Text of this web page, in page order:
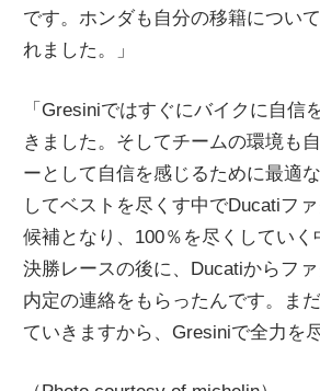
です。ホンダも自分の移籍につい
れました。」
「Gresiniではすぐにバイクに自信
きました。そしてチームの環境も
ーとして自信を感じるために最適
してベストを尽くす中でDucatiフ
候補となり、100％を尽くしてい
決勝レースの後に、Ducatiからフ
内定の連絡をもらったんです。ま
ていきますから、Gresiniで全力を